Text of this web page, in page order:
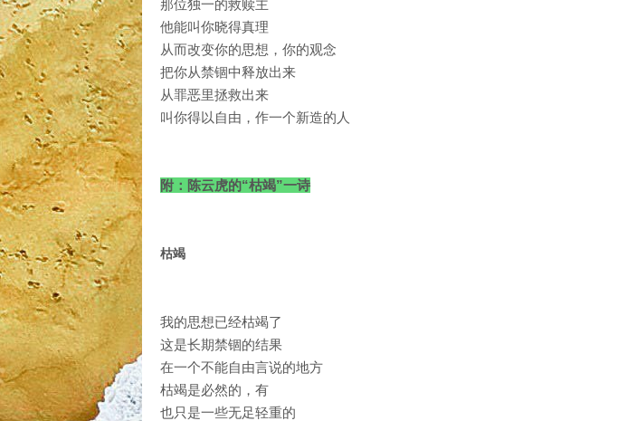
那位独一的救赎主
他能叫你晓得真理
从而改变你的思想，你的观念
把你从禁锢中释放出来
从罪恶里拯救出来
叫你得以自由，作一个新造的人
附：陈云虎的“枯竭”一诗
枯竭
我的思想已经枯竭了
这是长期禁锢的结果
在一个不能自由言说的地方
枯竭是必然的，有
也只是一些无足轻重的